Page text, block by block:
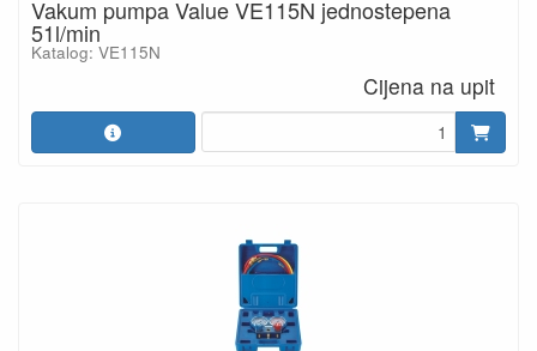
Vakum pumpa Value VE115N jednostepena
51l/min
Katalog: VE115N
Cijena na upit